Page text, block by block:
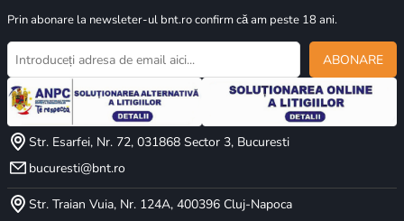
Prin abonare la newsleter-ul bnt.ro confirm că am peste 18 ani.
ABONARE
Str. Esarfei, Nr. 72, 031868 Sector 3, Bucuresti
bucuresti@bnt.ro
Str. Traian Vuia, Nr. 124A, 400396 Cluj-Napoca